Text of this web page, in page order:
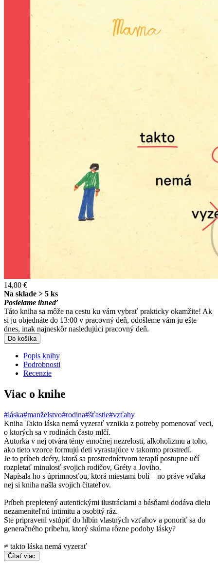
14,80 €
Na sklade > 5 ks
Posielame ihneď
Táto kniha sa môže na cestu ku vám vybrať prakticky okamžite! Ak
si ju objednáte do 13:00 v pracovný deň, odošleme vám ju ešte
dnes, inak najneskôr nasledujúci pracovný deň.
Do košíka
Popis knihy
Podrobnosti
Recenzie
Viac o knihe
#láska#manželstvo#rodina#šťastie#vzťahy
Kniha Takto láska nemá vyzerať vznikla z potreby pomenovať veci,
o ktorých sa v rodinách často mlčí.
Autorka v nej otvára témy emočnej nezrelosti, alkoholizmu a toho,
ako tieto vzorce formujú deti vyrastajúce v takomto prostredí.
Je to príbeh dcéry, ktorá sa prostredníctvom terapií postupne učí
rozpletať minulosť svojich rodičov, Gréty a Joviho.
Napísala ho s úprimnosťou, ktorá miestami bolí – no práve vďaka
nej si kniha našla svojich čitateľov.
Príbeh prepletený autentickými ilustráciami a básňami dodáva dielu
nezameniteľnú intimitu a osobitý ráz.
Ste pripravení vstúpiť do hlbín vlastných vzťahov a ponoriť sa do
generačného príbehu, ktorý skúma rôzne podoby lásky?
≠ takto láska nemá vyzerať
Čítať viac